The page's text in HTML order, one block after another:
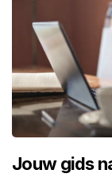
Jouw gids